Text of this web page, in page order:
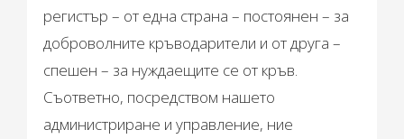
регистър – от една страна – постоянен – за
доброволните кръводарители и от друга –
спешен – за нуждаещите се от кръв.
Съответно, посредством нашето
администриране и управление, ние